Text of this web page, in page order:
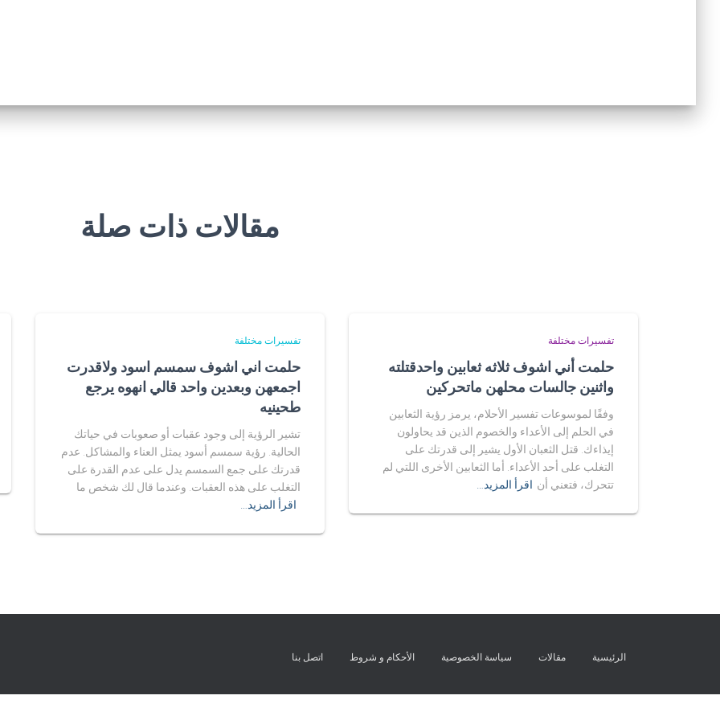
مقالات ذات صلة
تفسيرات مختلفة
حلمت أني اشوف ثلاثه ثعابين واحدقتلته
واثنين جالسات محلهن ماتحركين
وفقًا لموسوعات تفسير الأحلام، يرمز رؤية الثعابين
في الحلم إلى الأعداء والخصوم الذين قد يحاولون
إيذاءك. قتل الثعبان الأول يشير إلى قدرتك على
التغلب على أحد الأعداء. أما الثعابين الأخرى اللتي لم
تتحرك، فتعني أن اقرأ المزيد…
تفسيرات مختلفة
حلمت اني اشوف سمسم اسود ولاقدرت
اجمعهن وبعدين واحد قالي انهوه يرجع
طحينيه
تشير الرؤية إلى وجود عقبات أو صعوبات في حياتك
الحالية. رؤية سمسم أسود يمثل العناء والمشاكل. عدم
قدرتك على جمع السمسم يدل على عدم القدرة على
التغلب على هذه العقبات. وعندما قال لك شخص ما
اقرأ المزيد…
الرئيسية مقالات سياسة الخصوصية الأحكام و شروط اتصل بنا